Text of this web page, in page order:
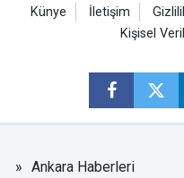
Künye İletişim
Kişisel
Ankara Haberleri